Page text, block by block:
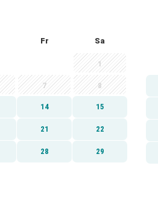
Fr Sa
1
7 8
14 15
21 22
28 29